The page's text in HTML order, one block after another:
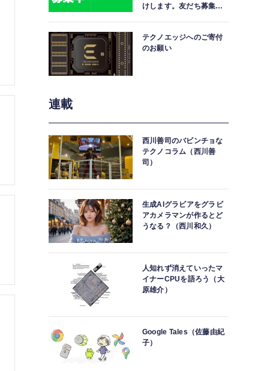
けします。友だち募集
テクノエッジへのご寄付
のお願い
連載
西川善司のバビンチョな
テクノコラム（西川善
司）
生成AIグラビアをグラビ
アカメラマンが作るとど
うなる？（西川和久）
人知れず消えていったマ
イナーCPUを語ろう（大
原雄介）
Google Tales（佐藤由紀
子）